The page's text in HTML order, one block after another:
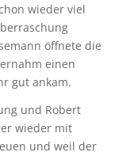
wieder viel
öffnete die
einen
gut ankam.
und Robert
wieder mit
und weil der